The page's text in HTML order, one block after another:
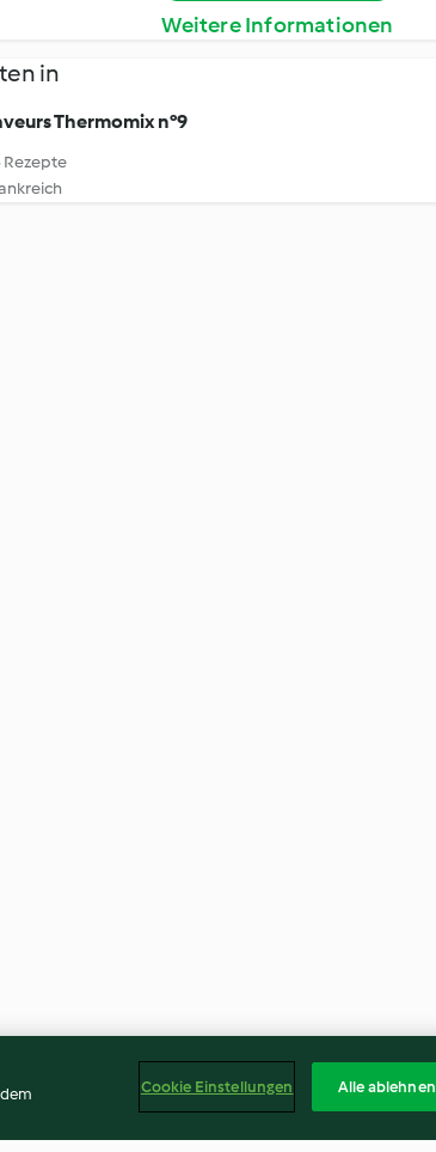
Weitere Informationen
in
Thermomix n°9
Rezepte
Cookie Einstellungen Alle ablehnen